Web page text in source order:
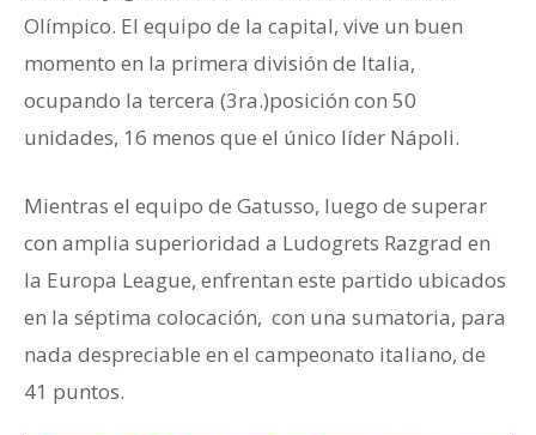
Olímpico. El equipo de la capital, vive un buen
momento en la primera división de Italia,
ocupando la tercera (3ra.)posición con 50
unidades, 16 menos que el único líder Nápoli.
Mientras el equipo de Gatusso, luego de superar
con amplia superioridad a Ludogrets Razgrad en
la Europa League, enfrentan este partido ubicados
en la séptima colocación, con una sumatoria, para
nada despreciable en el campeonato italiano, de
41 puntos.